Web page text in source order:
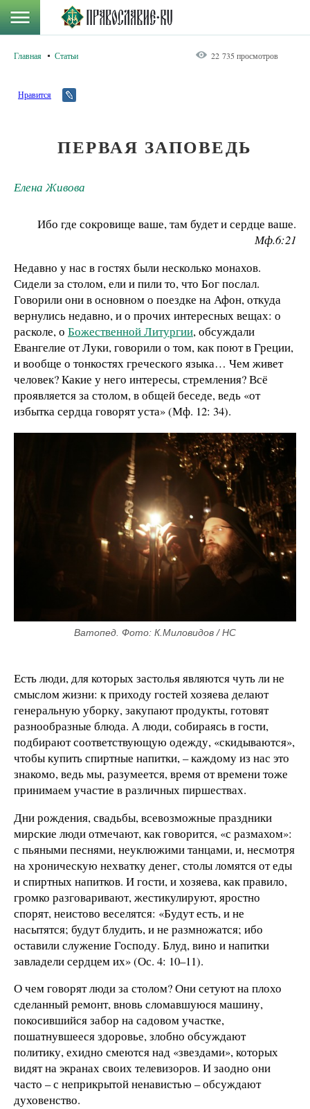
Главная Статьи 22 735 просмотров
Нравится
ПЕРВАЯ ЗАПОВЕДЬ
Елена Живова
Ибо где сокровище ваше, там будет и сердце ваше.
Мф.6:21
Недавно у нас в гостях были несколько монахов.
Сидели за столом, ели и пили то, что Бог послал.
Говорили они в основном о поездке на Афон, откуда
вернулись недавно, и о прочих интересных вещах: о
расколе, о Божественной Литургии, обсуждали
Евангелие от Луки, говорили о том, как поют в Греции,
и вообще о тонкостях греческого языка… Чем живет
человек? Какие у него интересы, стремления? Всё
проявляется за столом, в общей беседе, ведь «от
избытка сердца говорят уста» (Мф. 12: 34).
Ватопед. Фото: К.Миловидов / НС
Есть люди, для которых застолья являются чуть ли не
смыслом жизни: к приходу гостей хозяева делают
генеральную уборку, закупают продукты, готовят
разнообразные блюда. А люди, собираясь в гости,
подбирают соответствующую одежду, «скидываются»,
чтобы купить спиртные напитки, – каждому из нас это
знакомо, ведь мы, разумеется, время от времени тоже
принимаем участие в различных пиршествах.
Дни рождения, свадьбы, всевозможные праздники
мирские люди отмечают, как говорится, «с размахом»:
с пьяными песнями, неуклюжими танцами, и, несмотря
на хроническую нехватку денег, столы ломятся от еды
и спиртных напитков. И гости, и хозяева, как правило,
громко разговаривают, жестикулируют, яростно
спорят, неистово веселятся: «Будут есть, и не
насытятся; будут блудить, и не размножатся; ибо
оставили служение Господу. Блуд, вино и напитки
завладели сердцем их» (Ос. 4: 10–11).
О чем говорят люди за столом? Они сетуют на плохо
сделанный ремонт, вновь сломавшуюся машину,
покосившийся забор на садовом участке,
пошатнувшееся здоровье, злобно обсуждают
политику, ехидно смеются над «звездами», которых
видят на экранах своих телевизоров. И заодно они
часто – с неприкрытой ненавистью – обсуждают
духовенство.